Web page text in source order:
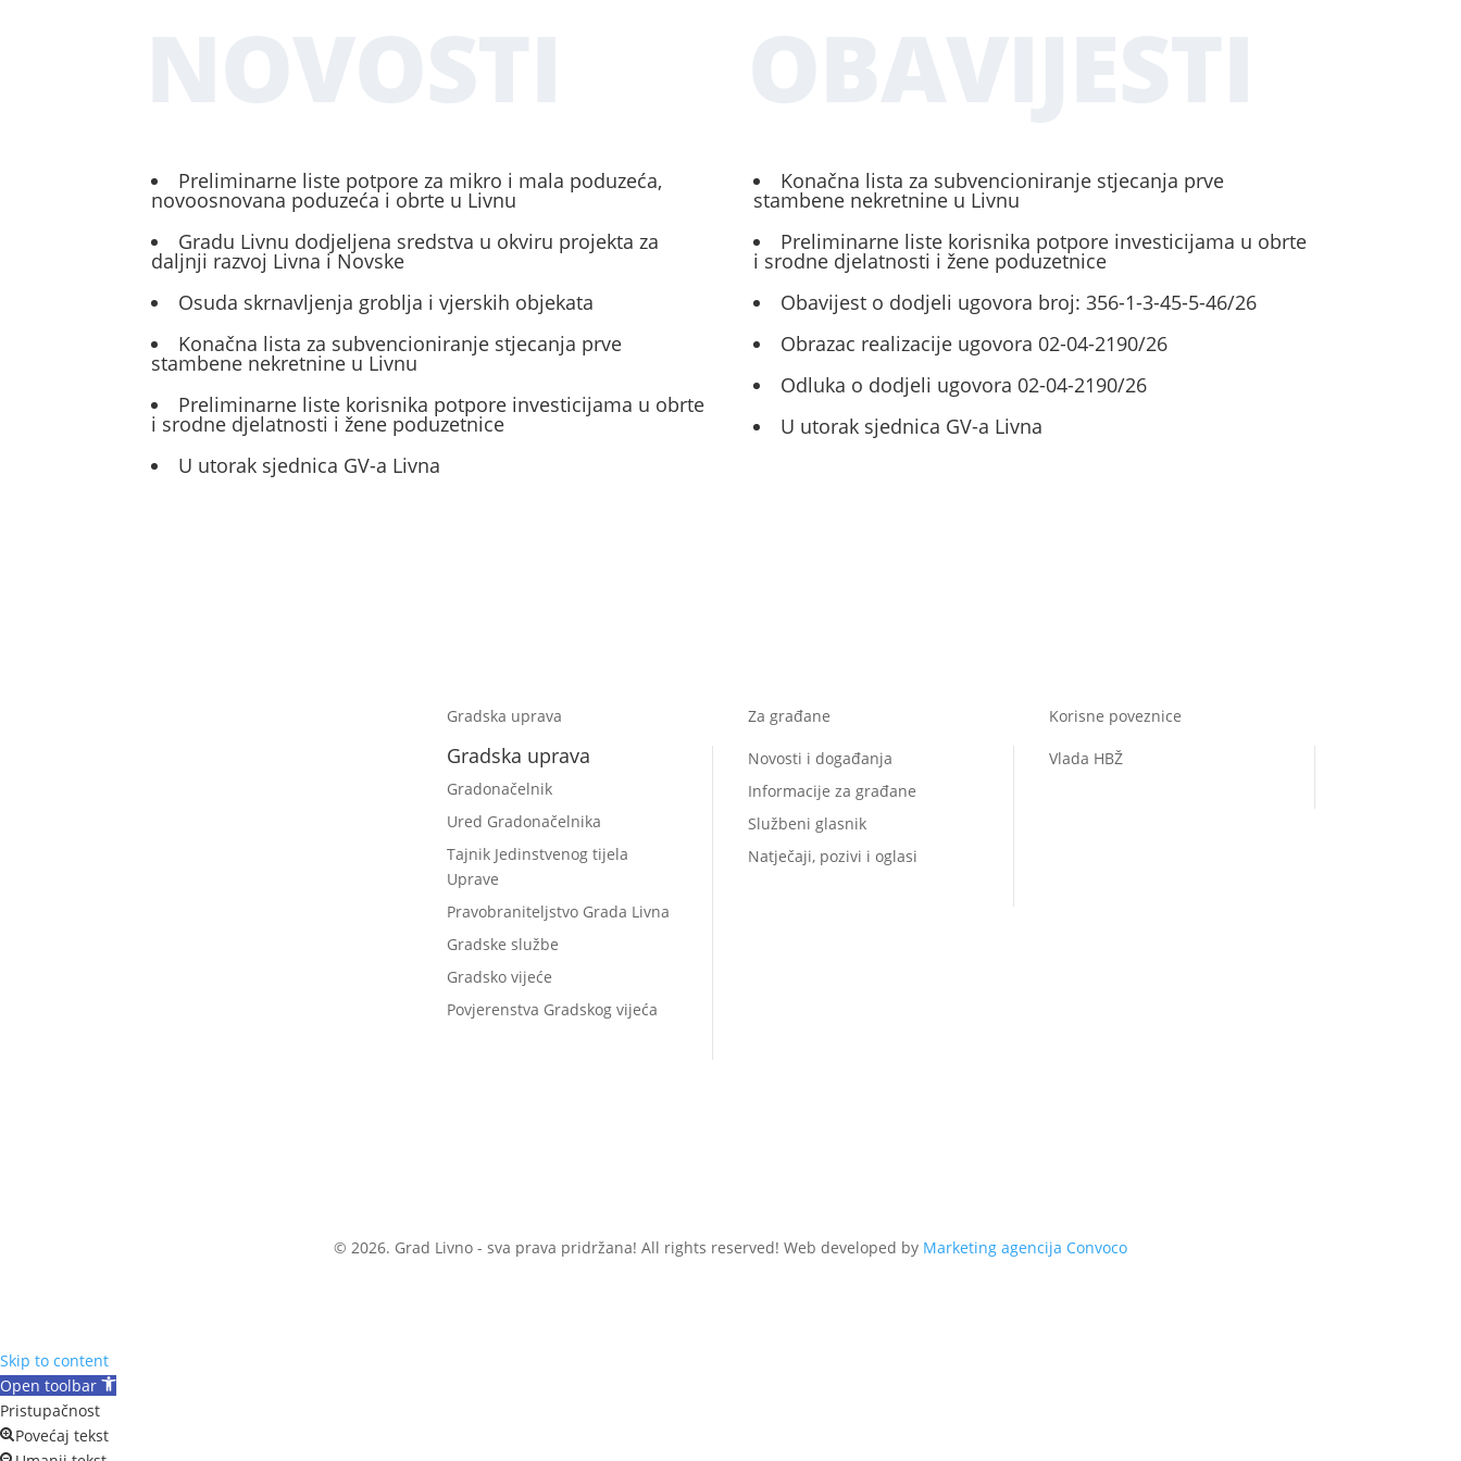
Preliminarne liste potpore za mikro i mala poduzeća,
novoosnovana poduzeća i obrte u Livnu
Gradu Livnu dodjeljena sredstva u okviru projekta za
daljnji razvoj Livna i Novske
Osuda skrnavljenja groblja i vjerskih objekata
Konačna lista za subvencioniranje stjecanja prve
stambene nekretnine u Livnu
Preliminarne liste korisnika potpore investicijama u obrte
i srodne djelatnosti i žene poduzetnice
U utorak sjednica GV-a Livna
Konačna lista za subvencioniranje stjecanja prve
stambene nekretnine u Livnu
Preliminarne liste korisnika potpore investicijama u obrte
i srodne djelatnosti i žene poduzetnice
Obavijest o dodjeli ugovora broj: 356-1-3-45-5-46/26
Obrazac realizacije ugovora 02-04-2190/26
Odluka o dodjeli ugovora 02-04-2190/26
U utorak sjednica GV-a Livna
Gradska uprava
Gradska uprava
Gradonačelnik
Ured Gradonačelnika
Tajnik Jedinstvenog tijela
Uprave
Pravobraniteljstvo Grada Livna
Gradske službe
Gradsko vijeće
Povjerenstva Gradskog vijeća
Za građane
Novosti i događanja
Informacije za građane
Službeni glasnik
Natječaji, pozivi i oglasi
Korisne poveznice
Vlada HBŽ
© 2026. Grad Livno - sva prava pridržana! All rights reserved! Web developed by Marketing agencija Convoco
Skip to content
Open toolbar
Pristupačnost
Povećaj tekst